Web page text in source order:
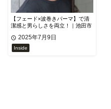
【フェード×波巻きパーマ】で清
潔感と男らしさを両立！｜池田市
2025年7月9日
Inside